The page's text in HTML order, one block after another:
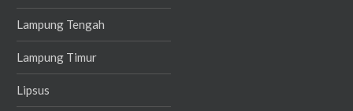
Lampung Tengah
Lampung Timur
Lipsus